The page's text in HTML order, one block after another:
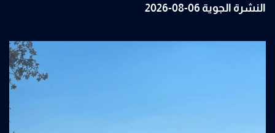
النشرة الجوية 06-08-2026